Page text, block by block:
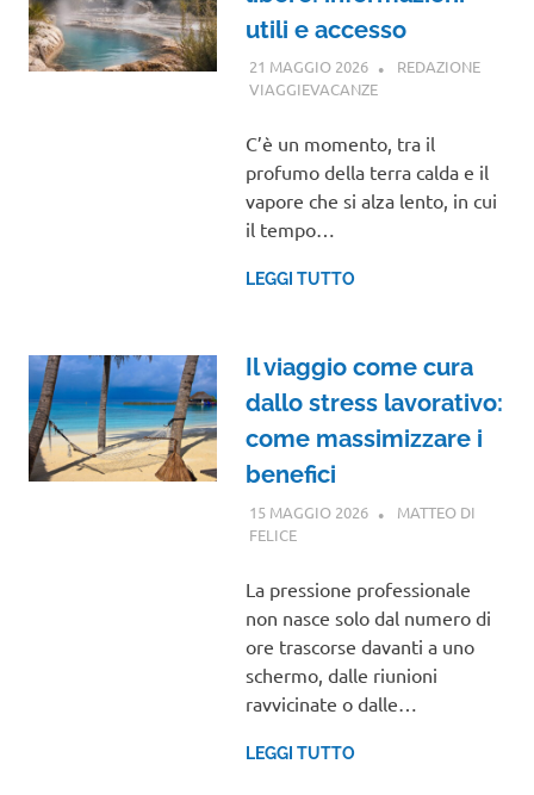
utili e accesso
21 MAGGIO 2026
REDAZIONE
VIAGGIEVACANZEGUIDE
C’è un momento, tra il
profumo della terra calda e il
vapore che si alza lento, in cui
il tempo…
LEGGI TUTTO
Il viaggio come cura
dallo stress lavorativo:
come massimizzare i
benefici
15 MAGGIO 2026
MATTEO DI
FELICEGUIDE
La pressione professionale
non nasce solo dal numero di
ore trascorse davanti a uno
schermo, dalle riunioni
ravvicinate o dalle…
LEGGI TUTTO